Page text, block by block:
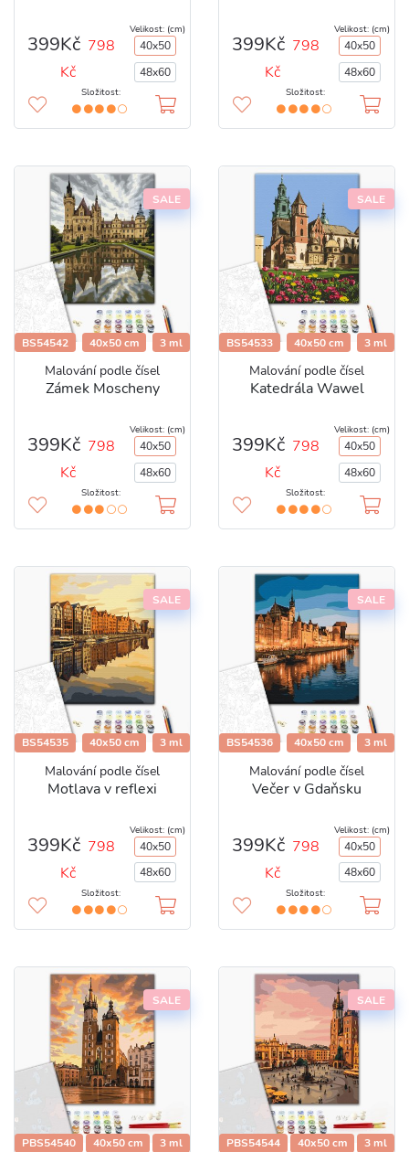
399Kč 798
Kč
Velikost: (cm)
40x50
48x60
Složitost:
399Kč 798
Kč
Velikost: (cm)
40x50
48x60
Složitost:
SALE
BS54542 40x50 cm 3 ml
Malování podle čísel
Zámek Moscheny
399Kč 798
Kč
Velikost: (cm)
40x50
48x60
Složitost:
SALE
BS54533 40x50 cm 3 ml
Malování podle čísel
Katedrála Wawel
399Kč 798
Kč
Velikost: (cm)
40x50
48x60
Složitost:
SALE
BS54535 40x50 cm 3 ml
Malování podle čísel
Motlava v reflexi
399Kč 798
Kč
Velikost: (cm)
40x50
48x60
Složitost:
SALE
BS54536 40x50 cm 3 ml
Malování podle čísel
Večer v Gdaňsku
399Kč 798
Kč
Velikost: (cm)
40x50
48x60
Složitost:
SALE
PBS54540 40x50 cm 3 ml
SALE
PBS54544 40x50 cm 3 ml